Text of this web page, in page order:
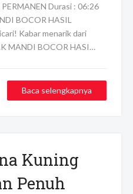
Durasi : 06:26
BOCOR HASIL
Kabar menarik dari
MANDI BOCOR HASI…
Baca selengkapnya
Kuning
Penuh